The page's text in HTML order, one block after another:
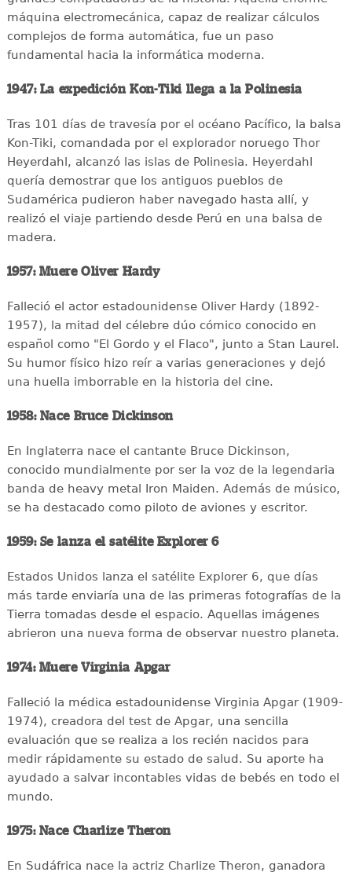
máquina electromecánica, capaz de realizar cálculos
complejos de forma automática, fue un paso
fundamental hacia la informática moderna.
1947: La expedición Kon-Tiki llega a la Polinesia
Tras 101 días de travesía por el océano Pacífico, la balsa
Kon-Tiki, comandada por el explorador noruego Thor
Heyerdahl, alcanzó las islas de Polinesia. Heyerdahl
quería demostrar que los antiguos pueblos de
Sudamérica pudieron haber navegado hasta allí, y
realizó el viaje partiendo desde Perú en una balsa de
madera.
1957: Muere Oliver Hardy
Falleció el actor estadounidense Oliver Hardy (1892-
1957), la mitad del célebre dúo cómico conocido en
español como "El Gordo y el Flaco", junto a Stan Laurel.
Su humor físico hizo reír a varias generaciones y dejó
una huella imborrable en la historia del cine.
1958: Nace Bruce Dickinson
En Inglaterra nace el cantante Bruce Dickinson,
conocido mundialmente por ser la voz de la legendaria
banda de heavy metal Iron Maiden. Además de músico,
se ha destacado como piloto de aviones y escritor.
1959: Se lanza el satélite Explorer 6
Estados Unidos lanza el satélite Explorer 6, que días
más tarde enviaría una de las primeras fotografías de la
Tierra tomadas desde el espacio. Aquellas imágenes
abrieron una nueva forma de observar nuestro planeta.
1974: Muere Virginia Apgar
Falleció la médica estadounidense Virginia Apgar (1909-
1974), creadora del test de Apgar, una sencilla
evaluación que se realiza a los recién nacidos para
medir rápidamente su estado de salud. Su aporte ha
ayudado a salvar incontables vidas de bebés en todo el
mundo.
1975: Nace Charlize Theron
En Sudáfrica nace la actriz Charlize Theron, ganadora